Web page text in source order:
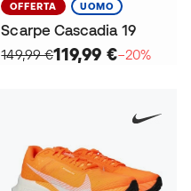
OFFERTA UOMO
Scarpe Cascadia 19
149,99 €119,99 €−20%